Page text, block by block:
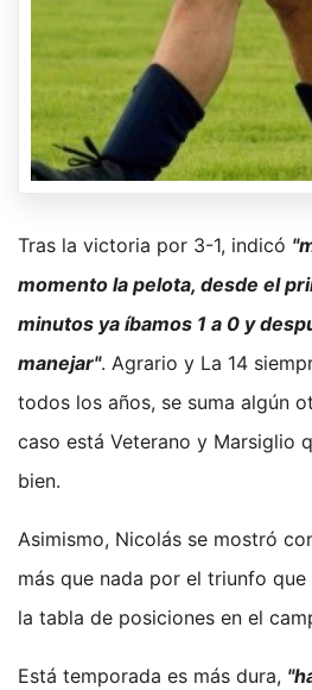
Tras la victoria por 3-1, indicó
momento la pelota, desde el
minutos ya íbamos 1 a 0 y
manejar". Agrario y La 14
todos los años, se suma algún
caso está Veterano y Marsiglio
bien.
Asimismo, Nicolás se mostró
más que nada por el triunfo
la tabla de posiciones en el
Está temporada es más dura,